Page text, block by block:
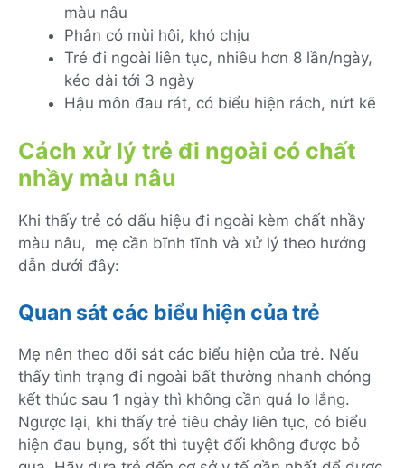
màu nâu
Phân có mùi hôi, khó chịu
Trẻ đi ngoài liên tục, nhiều hơn 8 lần/ngày,
kéo dài tới 3 ngày
Hậu môn đau rát, có biểu hiện rách, nứt kẽ
Cách xử lý trẻ đi ngoài có chất
nhầy màu nâu
Khi thấy trẻ có dấu hiệu đi ngoài kèm chất nhầy
màu nâu, mẹ cần bĩnh tĩnh và xử lý theo hướng
dẫn dưới đây:
Quan sát các biểu hiện của trẻ
Mẹ nên theo dõi sát các biểu hiện của trẻ. Nếu
thấy tình trạng đi ngoài bất thường nhanh chóng
kết thúc sau 1 ngày thì không cần quá lo lắng.
Ngược lại, khi thấy trẻ tiêu chảy liên tục, có biểu
hiện đau bụng, sốt thì tuyệt đối không được bỏ